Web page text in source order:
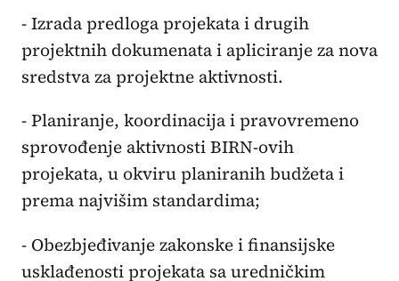
- Izrada predloga projekata i drugih
projektnih dokumenata i apliciranje za nova
sredstva za projektne aktivnosti.
- Planiranje, koordinacija i pravovremeno
sprovođenje aktivnosti BIRN-ovih
projekata, u okviru planiranih budžeta i
prema najvišim standardima;
- Obezbjeđivanje zakonske i finansijske
usklađenosti projekata sa uredničkim